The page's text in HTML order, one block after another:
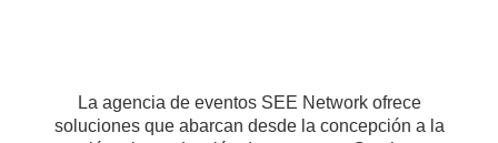
La agencia de eventos SEE Network ofrece
soluciones que abarcan desde la concepción a la